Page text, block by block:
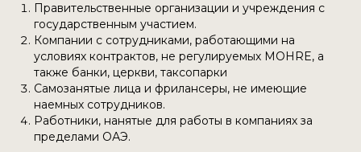
Правительственные организации и учреждения с
государственным участием.
Компании с сотрудниками, работающими на
условиях контрактов, не регулируемых MOHRE, а
также банки, церкви, таксопарки
Самозанятые лица и фрилансеры, не имеющие
наемных сотрудников.
Работники, нанятые для работы в компаниях за
пределами ОАЭ.